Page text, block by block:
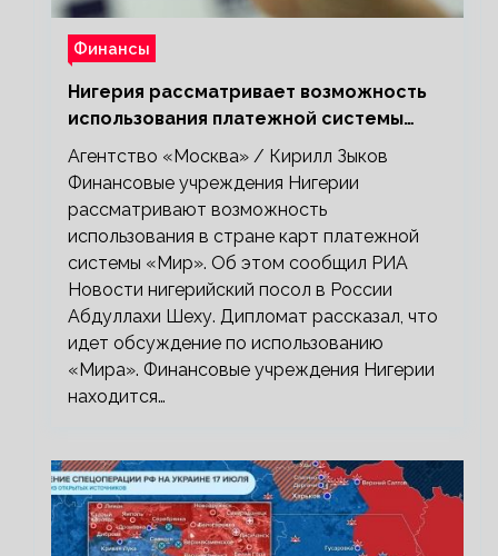
Финансы
Нигерия рассматривает возможность
использования платежной системы
«Мир»
Агентство «Москва» / Кирилл Зыков
Финансовые учреждения Нигерии
рассматривают возможность
использования в стране карт платежной
системы «Мир». Об этом сообщил РИА
Новости нигерийский посол в России
Абдуллахи Шеху. Дипломат рассказал, что
идет обсуждение по использованию
«Мира». Финансовые учреждения Нигерии
находится…